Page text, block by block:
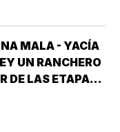
MALA - YACÍA
UN RANCHERO
DE LAS ETAPAS